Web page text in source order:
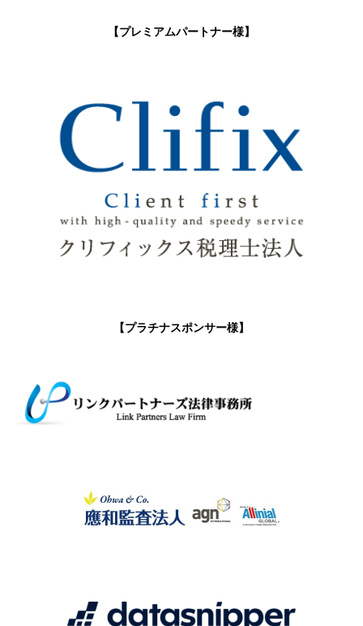
【プレミアムパートナー様】
【プラチナスポンサー様】